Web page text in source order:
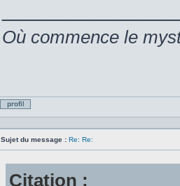
Où commence le
Profil
Sujet du message : Re: Re:
Citation :